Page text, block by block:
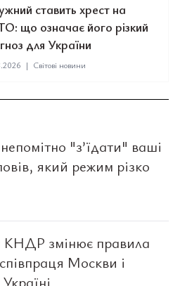
ставить хрест на
що означає його різкий
для України
| Світові новини
"з’їдати" ваші
який режим різко
КНДР змінює правила
Москви і